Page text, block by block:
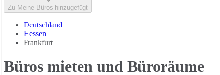
Zu Meine Büros hinzugefügt
Deutschland
Hessen
Frankfurt
Büros mieten und Büroräume